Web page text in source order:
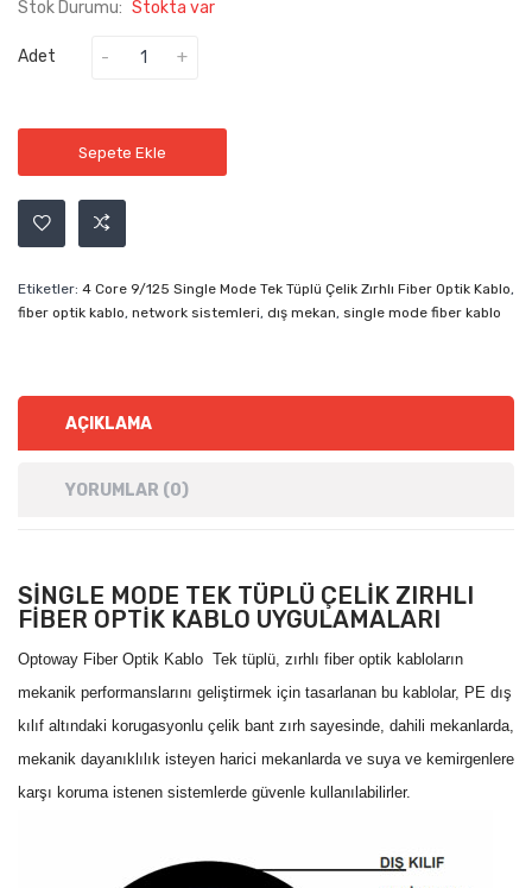
Stok Durumu: Stokta var
Adet
Sepete Ekle
Etiketler: 4 Core 9/125 Single Mode Tek Tüplü Çelik Zırhlı Fiber Optik Kablo,
fiber optik kablo, network sistemleri, dış mekan, single mode fiber kablo
AÇIKLAMA
YORUMLAR (0)
SINGLE MODE TEK TÜPLÜ ÇELIK ZIRHLI
FIBER OPTIK KABLO UYGULAMALARI
Optoway Fiber Optik Kablo Tek tüplü, zırhlı fiber optik kabloların
mekanik performanslarını geliştirmek için tasarlanan bu kablolar, PE dış
kılıf altındaki korugasyonlu çelik bant zırh sayesinde, dahili mekanlarda,
mekanik dayanıklılık isteyen harici mekanlarda ve suya ve kemirgenlere
karşı koruma istenen sistemlerde güvenle kullanılabilirler.